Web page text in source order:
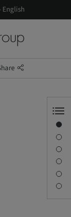
English
Scan bis Druck